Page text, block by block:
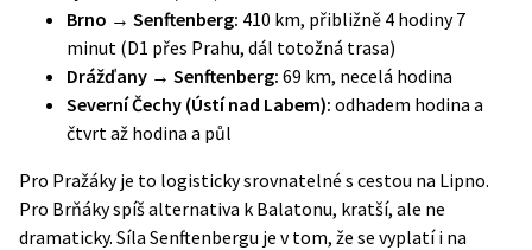
Brno → Senftenberg: 410 km, přibližně 4 hodiny 7
minut (D1 přes Prahu, dál totožná trasa)
Drážďany → Senftenberg: 69 km, necelá hodina
Severní Čechy (Ústí nad Labem): odhadem hodina a
čtvrt až hodina a půl
Pro Pražáky je to logisticky srovnatelné s cestou na Lipno.
Pro Brňáky spíš alternativa k Balatonu, kratší, ale ne
dramaticky. Síla Senftenbergu je v tom, že se vyplatí i na